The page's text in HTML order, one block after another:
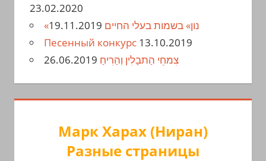
23.02.2020
«נון» בשמות בעלי החיים 19.11.2019
Песенный конкурс 13.10.2019
צִמחֵי הַתבָלִין וְהַרִיחַ 26.06.2019
Марк Харах (Ниран)
Разные страницы